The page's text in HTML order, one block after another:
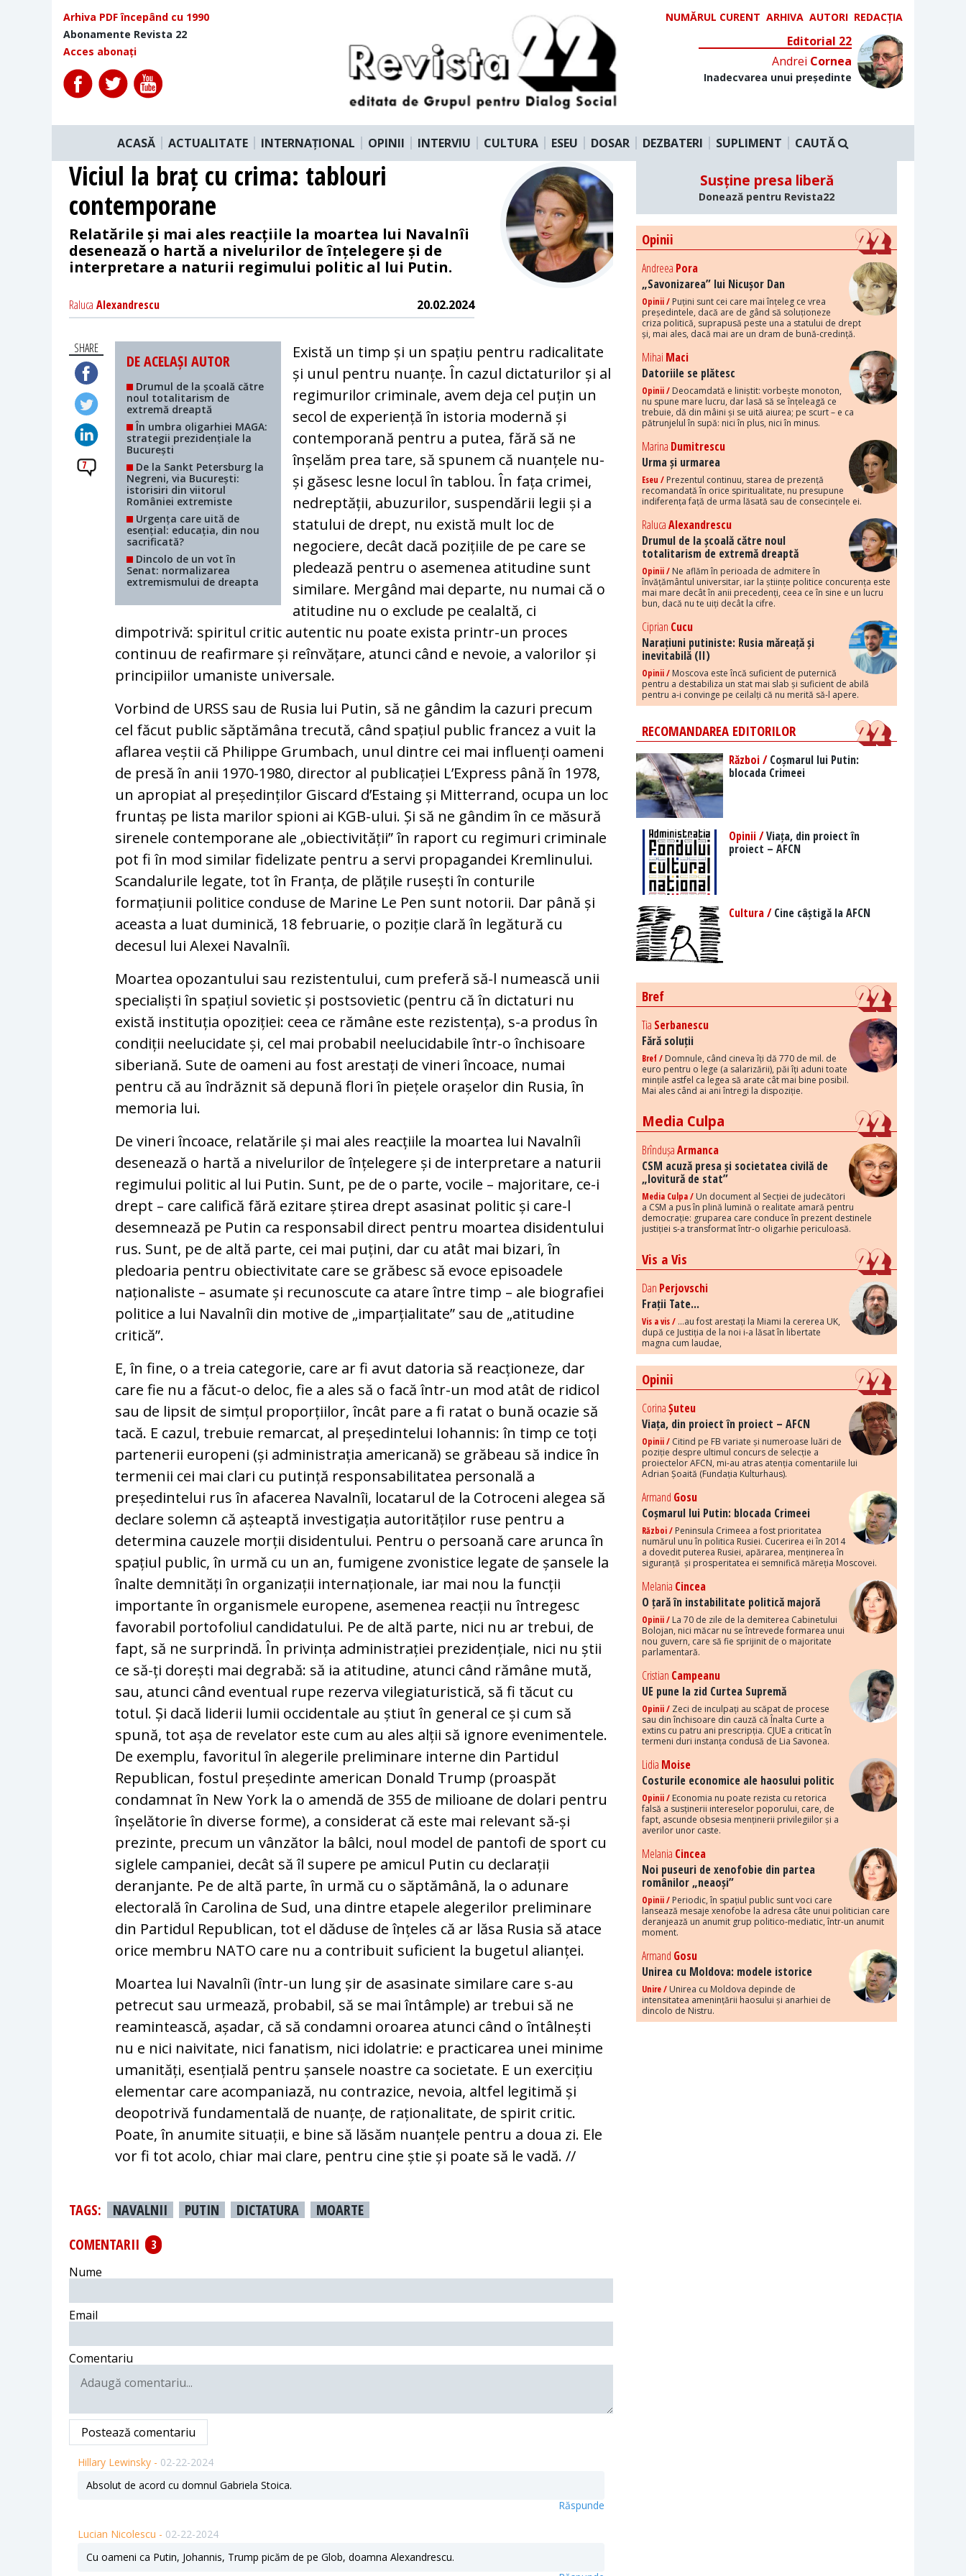
Arhiva PDF începând cu 1990
Abonamente Revista 22
Acces abonați
NUMĂRUL CURENT ARHIVA AUTORI REDACȚIA
Editorial 22
Andrei Cornea
Inadecvarea unui președinte
ACASĂ ACTUALITATE INTERNAȚIONAL OPINII INTERVIU CULTURA ESEU DOSAR DEZBATERI SUPLIMENT CAUTĂ
Viciul la braț cu crima: tablouri
contemporane
Relatările și mai ales reacțiile la moartea lui Navalnîi
desenează o hartă a nivelurilor de înțelegere și de
interpretare a naturii regimului politic al lui Putin.
Raluca Alexandrescu 20.02.2024
SHARE
7
DE ACELAȘI AUTOR
Drumul de la școală către
noul totalitarism de
extremă dreaptă
În umbra oligarhiei MAGA:
strategii prezidențiale la
București
De la Sankt Petersburg la
Negreni, via București:
istorisiri din viitorul
României extremiste
Urgența care uită de
esențial: educația, din nou
sacrificată?
Dincolo de un vot în
Senat: normalizarea
extremismului de dreapta
Există un timp și un spațiu pentru radicalitate
și unul pentru nuanțe. În cazul dictaturilor și al
regimurilor criminale, avem deja cel puțin un
secol de experiență în istoria modernă și
contemporană pentru a putea, fără să ne
înșelăm prea tare, să spunem că nuanțele nu-
și găsesc lesne locul în tablou. În fața crimei,
nedreptății, abuzurilor, suspendării legii și a
statului de drept, nu există mult loc de
negociere, decât dacă pozițiile de pe care se
pledează pentru o asemenea atitudine sunt
similare. Mergând mai departe, nu numai că o
atitudine nu o exclude pe cealaltă, ci
dimpotrivă: spiritul critic autentic nu poate exista printr-un proces
continuu de reafirmare și reînvățare, atunci când e nevoie, a valorilor și
principiilor umaniste universale.
Vorbind de URSS sau de Rusia lui Putin, să ne gândim la cazuri precum
cel făcut public săptămâna trecută, când spațiul public francez a vuit la
aflarea veștii că Philippe Grumbach, unul dintre cei mai influenți oameni
de presă în anii 1970-1980, director al publicației L’Express până în 1978,
un apropiat al președinților Giscard d’Estaing și Mitterrand, ocupa un loc
fruntaș pe lista marilor spioni ai KGB-ului. Și să ne gândim în ce măsură
sirenele contemporane ale „obiectivității” în raport cu regimuri criminale
pot fi în mod similar fidelizate pentru a servi propagandei Kremlinului.
Scandalurile legate, tot în Franța, de plățile rusești în conturile
formațiunii politice conduse de Marine Le Pen sunt notorii. Dar până și
aceasta a luat duminică, 18 februarie, o poziție clară în legătură cu
decesul lui Alexei Navalnîi.
Moartea opozantului sau rezistentului, cum preferă să-l numească unii
specialiști în spațiul sovietic și postsovietic (pentru că în dictaturi nu
există instituția opoziției: ceea ce rămâne este rezistența), s-a produs în
condiții neelucidate și, cel mai probabil neelucidabile într-o închisoare
siberiană. Sute de oameni au fost arestați de vineri încoace, numai
pentru că au îndrăznit să depună flori în piețele orașelor din Rusia, în
memoria lui.
De vineri încoace, relatările și mai ales reacțiile la moartea lui Navalnîi
desenează o hartă a nivelurilor de înțelegere și de interpretare a naturii
regimului politic al lui Putin. Sunt, pe de o parte, vocile – majoritare, ce-i
drept – care califică fără ezitare știrea drept asasinat politic și care-l
desemnează pe Putin ca responsabil direct pentru moartea disidentului
rus. Sunt, pe de altă parte, cei mai puțini, dar cu atât mai bizari, în
pledoaria pentru obiectivitate care se grăbesc să evoce episoadele
naționaliste – asumate și recunoscute ca atare între timp – ale biografiei
politice a lui Navalnîi din motive de „imparțialitate” sau de „atitudine
critică”.
E, în fine, o a treia categorie, care ar fi avut datoria să reacționeze, dar
care fie nu a făcut-o deloc, fie a ales să o facă într-un mod atât de ridicol
sau de lipsit de simțul proporțiilor, încât pare a fi ratat o bună ocazie să
tacă. E cazul, trebuie remarcat, al președintelui Iohannis: în timp ce toți
partenerii europeni (și administrația americană) se grăbeau să indice în
termenii cei mai clari cu putință responsabilitatea personală a
președintelui rus în afacerea Navalnîi, locatarul de la Cotroceni alegea să
declare solemn că așteaptă investigația autorităților ruse pentru a
determina cauzele morții disidentului. Pentru o persoană care arunca în
spațiul public, în urmă cu un an, fumigene zvonistice legate de șansele la
înalte demnități în organizații internaționale, iar mai nou la funcții
importante în organismele europene, asemenea reacții nu întregesc
favorabil portofoliul candidatului. Pe de altă parte, nici nu ar trebui, de
fapt, să ne surprindă. În privința administrației prezidențiale, nici nu știi
ce să-ți dorești mai degrabă: să ia atitudine, atunci când rămâne mută,
sau, atunci când eventual rupe rezerva vilegiaturistică, să fi tăcut cu
totul. Și dacă liderii lumii occidentale au știut în general ce și cum să
spună, tot așa de revelator este cum au ales alții să ignore evenimentele.
De exemplu, favoritul în alegerile preliminare interne din Partidul
Republican, fostul președinte american Donald Trump (proaspăt
condamnat în New York la o amendă de 355 de milioane de dolari pentru
înșelătorie în diverse forme), a considerat că este mai relevant să-și
prezinte, precum un vânzător la bâlci, noul model de pantofi de sport cu
siglele campaniei, decât să îl supere pe amicul Putin cu declarații
deranjante. Pe de altă parte, în urmă cu o săptămână, la o adunare
electorală în Carolina de Sud, una dintre etapele alegerilor preliminare
din Partidul Republican, tot el dăduse de înțeles că ar lăsa Rusia să atace
orice membru NATO care nu a contribuit suficient la bugetul alianței.
Moartea lui Navalnîi (într-un lung șir de asasinate similare care s-au
petrecut sau urmează, probabil, să se mai întâmple) ar trebui să ne
reamintească, așadar, că să condamni oroarea atunci când o întâlnești
nu e nici naivitate, nici fanatism, nici idolatrie: e practicarea unei minime
umanități, esențială pentru șansele noastre ca societate. E un exercițiu
elementar care acompaniază, nu contrazice, nevoia, altfel legitimă și
deopotrivă fundamentală de nuanțe, de raționalitate, de spirit critic.
Poate, în anumite situații, e bine să lăsăm nuanțele pentru a doua zi. Ele
vor fi tot acolo, chiar mai clare, pentru cine știe și poate să le vadă.//
TAGS: NAVALNII PUTIN DICTATURA
MOARTE
COMENTARII
3
Nume
Email
Comentariu
Postează comentariu
Hillary Lewinsky - 02-22-2024
Absolut de acord cu domnul Gabriela Stoica.
Răspunde
Lucian Nicolescu - 02-22-2024
Cu oameni ca Putin, Johannis, Trump picăm de pe Glob, doamna Alexandrescu.
Susține presa liberă
Donează pentru Revista22
Opinii
Andreea Pora
„Savonizarea” lui Nicușor Dan
Opinii / Puțini sunt cei care mai înțeleg ce vrea
președintele, dacă are de gând să soluționeze
criza politică, suprapusă peste una a statului de drept
și, mai ales, dacă mai are un dram de bună-credință.
Mihai Maci
Datoriile se plătesc
Opinii / Deocamdată e liniștit: vorbește monoton,
nu spune mare lucru, dar lasă să se înțeleagă ce
trebuie, dă din mâini și se uită aiurea; pe scurt – e ca
pătrunjelul în supă: nici în plus, nici în minus.
Marina Dumitrescu
Urma și urmarea
Eseu / Prezentul continuu, starea de prezență
recomandată în orice spiritualitate, nu presupune
indiferența față de urma lăsată sau de consecințele ei.
RalucaAlexandrescu
Drumul de la școală către noul
totalitarism de extremă dreaptă
Opinii / Ne aflăm în perioada de admitere în
învățământul universitar, iar la științe politice concurența este
mai mare decât în anii precedenți, ceea ce în sine e un lucru
bun, dacă nu te uiți decât la cifre.
Ciprian Cucu
Narațiuni putiniste: Rusia măreață și
inevitabilă (II)
Opinii / Moscova este încă suficient de puternică
pentru a destabiliza un stat mai slab și suficient de abilă
pentru a-i convinge pe ceilalți că nu merită să-l apere.
RECOMANDAREA EDITORILOR
Război /Coșmarul lui Putin:
blocada Crimeei
Opinii /Viața, din proiect în
proiect – AFCN
Cultura /Cine câștigă la AFCN
Bref
Tia Serbanescu
Fără soluții
Bref / Domnule, când cineva îți dă 770 de mil. de
euro pentru o lege (a salarizării), păi îți aduni toate
mințile astfel ca legea să arate cât mai bine posibil.
Mai ales când ai ani întregi la dispoziție.
Media Culpa
BrîndușaArmanca
CSM acuză presa și societatea civilă de
„lovitură de stat”
Media Culpa / Un document al Secției de judecători
a CSM a pus în plină lumină o realitate amară pentru
democrație: gruparea care conduce în prezent destinele
justiției s-a transformat într-o oligarhie periculoasă.
Vis a Vis
Dan Perjovschi
Frații Tate...
Vis a vis / ...au fost arestați la Miami la cererea UK,
după ce Justiția de la noi i-a lăsat în libertate
magna cum laudae,
Opinii
CorinaȘuteu
Viața, din proiect în proiect – AFCN
Opinii / Citind pe FB variate și numeroase luări de
poziție despre ultimul concurs de selecție a
proiectelor AFCN, mi-au atras atenția comentariile lui
Adrian Șoaită (Fundația Kulturhaus).
Armand Gosu
Coșmarul lui Putin: blocada Crimeei
Război / Peninsula Crimeea a fost prioritatea
numărul unu în politica Rusiei. Cucerirea ei în 2014
a dovedit puterea Rusiei, apărarea, menținerea în
siguranță și prosperitatea ei semnifică măreția Moscovei.
Melania Cincea
O țară în instabilitate politică majoră
Opinii / La 70 de zile de la demiterea Cabinetului
Bolojan, nici măcar nu se întrevede formarea unui
nou guvern, care să fie sprijinit de o majoritate
parlamentară.
Cristian Campeanu
UE pune la zid Curtea Supremă
Opinii / Zeci de inculpați au scăpat de procese
sau din închisoare din cauză că Înalta Curte a
extins cu patru ani prescripția. CJUE a criticat în
termeni duri instanța condusă de Lia Savonea.
Lidia Moise
Costurile economice ale haosului politic
Opinii / Economia nu poate rezista cu retorica
falsă a susținerii intereselor poporului, care, de
fapt, ascunde obsesia menținerii privilegiilor și a
averilor unor caste.
Melania Cincea
Noi puseuri de xenofobie din partea
românilor „neaoși”
Opinii / Periodic, în spațiul public sunt voci care
lansează mesaje xenofobe la adresa câte unui politician care
deranjează un anumit grup politico-mediatic, într-un anumit
moment.
Armand Gosu
Unirea cu Moldova: modele istorice
Unire / Unirea cu Moldova depinde de
intensitatea amenințării haosului și anarhiei de
dincolo de Nistru.